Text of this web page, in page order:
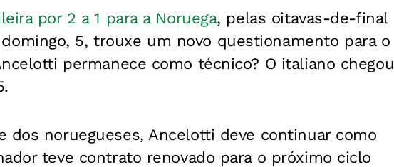
por 2 a 1 para a Noruega, pelas oitavas-de-final
5, trouxe um novo questionamento para o
permanece como técnico? O italiano chegou
dos noruegueses, Ancelotti deve continuar como
teve contrato renovado para o próximo ciclo